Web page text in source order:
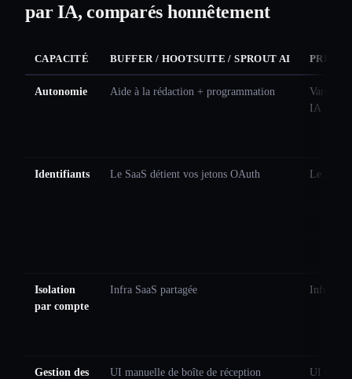
par IA, comparés honnêtement
CAPACITÉ BUFFER / HOOTSUITE / SPROUT AI
Autonomie Aide à la rédaction + programmation
IA
Identifiants Le SaaS détient vos jetons OAuth Le SaaS
Isolation
par compte
Infra SaaS partagée Infra
Gestion des
UI manuelle de boîte de réception UI